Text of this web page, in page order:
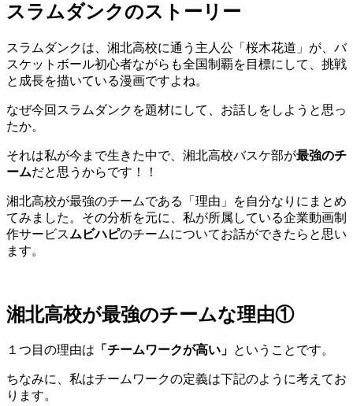
スラムダンクのストーリー
スラムダンクは、湘北高校に通う主人公「桜木花道」が、バ
スケットボール初心者ながらも全国制覇を目標にして、挑戦
と成長を描いている漫画ですよね。
なぜ今回スラムダンクを題材にして、お話しをしようと思っ
たか。
それは私が今まで生きた中で、湘北高校バスケ部が最強のチ
ームだと思うからです！！
湘北高校が最強のチームである「理由」を自分なりにまとめ
てみました。その分析を元に、私が所属している企業動画制
作サービスムビハピのチームについてお話ができたらと思い
ます。
湘北高校が最強のチームな理由①
１つ目の理由は 「チームワークが高い」 ということです。
ちなみに、私はチームワークの定義は下記のように考えてお
ります。